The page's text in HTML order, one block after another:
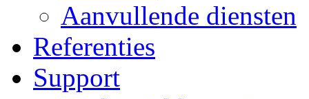
Aanvullende diensten
Referenties
Support